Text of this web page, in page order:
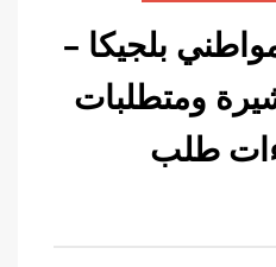
بلجيكا –
ومتطلبات
طلب